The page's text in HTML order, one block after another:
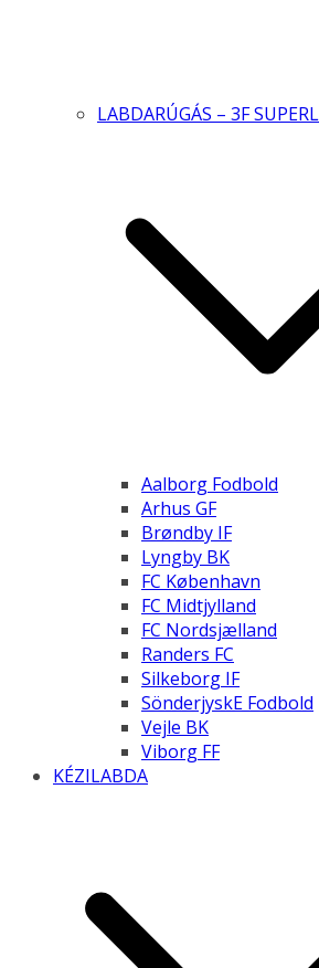
LABDARÚGÁS – 3F
Aalborg Fodbold
Arhus GF
Brøndby IF
Lyngby BK
FC København
FC Midtjylland
FC Nordsjælland
Randers FC
Silkeborg IF
SönderjyskE Fodbold
Vejle BK
Viborg FF
KÉZILABDA